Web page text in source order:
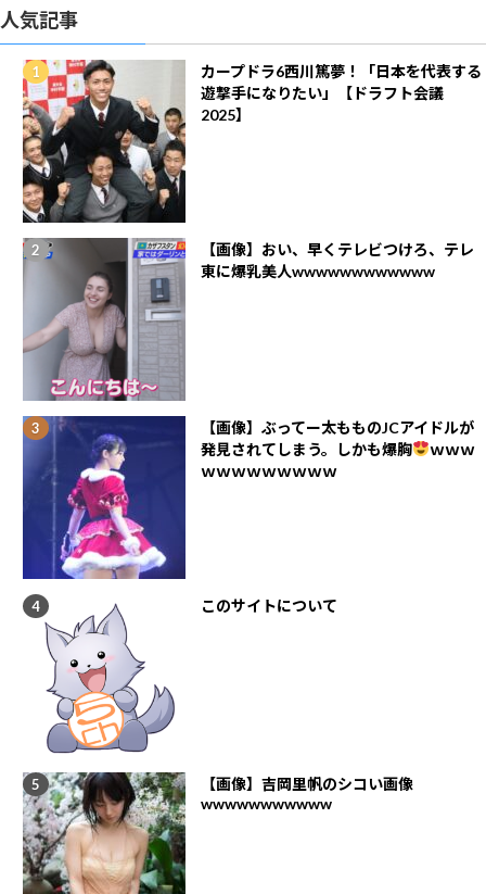
人気記事
カープドラ6西川篤夢！「日本を代表する
遊撃手になりたい」【ドラフト会議
2025】
【画像】おい、早くテレビつけろ、テレ
東に爆乳美人wwwwwwwwwwww
【画像】ぶってー太もものJCアイドルが
発見されてしまう。しかも爆胸
ｗｗｗ
ｗｗｗｗｗｗｗｗｗ
このサイトについて
【画像】吉岡里帆のシコい画像
wwwwwwwwwww